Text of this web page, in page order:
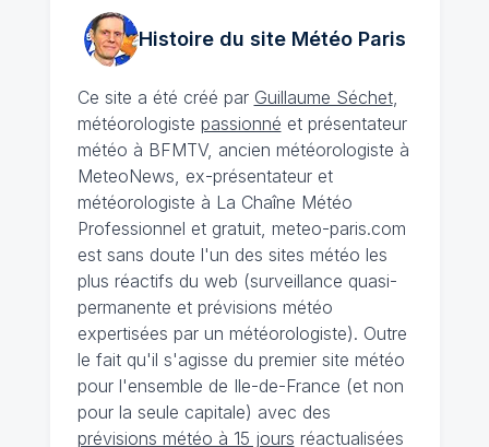
Histoire du site MétéoParis
Ce site a été créé par Guillaume Séchet,
météorologiste passionné et présentateur
météo à BFMTV, ancien météorologiste à
MeteoNews, ex-présentateur et
météorologiste à La Chaîne Météo
Professionnel et gratuit, meteo-paris.com
est sans doute l'un des sites météo les
plus réactifs du web (surveillance quasi-
permanente et prévisions météo
expertisées par un météorologiste). Outre
le fait qu'il s'agisse du premier site météo
pour l'ensemble de Ile-de-France (et non
pour la seule capitale) avec des
prévisions météo à 15 jours réactualisées